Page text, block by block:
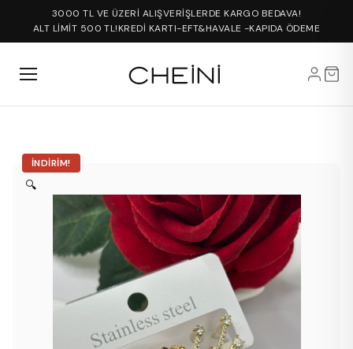
3000 TL VE ÜZERİ ALIŞVERİŞLERDE KARGO BEDAVA!
ALT LİMİT 500 TL!KREDİ KARTI-EFT&HAVALE -KAPIDA ÖDEME
İNDIRIM!
🔍